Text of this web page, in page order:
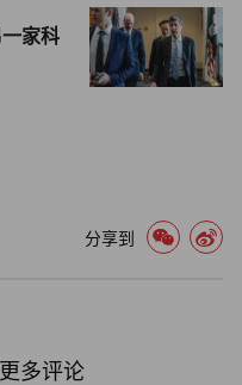
朗普的信中，指控这位科
卫星互联网企业星链在海
家科
分享到
多评论